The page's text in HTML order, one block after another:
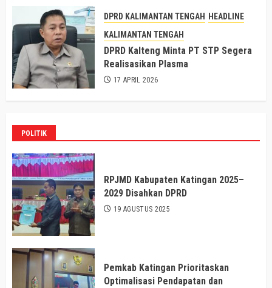
DPRD KALIMANTAN TENGAH
HEADLINE
KALIMANTAN TENGAH
DPRD Kalteng Minta PT STP Segera
Realisasikan Plasma
17 APRIL 2026
POLITIK
RPJMD Kabupaten Katingan 2025–
2029 Disahkan DPRD
19 AGUSTUS 2025
Pemkab Katingan Prioritaskan
Optimalisasi Pendapatan dan